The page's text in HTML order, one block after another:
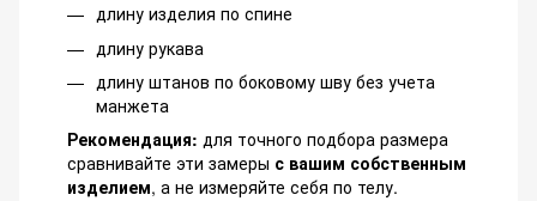
длину изделия по спине
длину рукава
длину штанов по боковому шву без учета
манжета
Рекомендация: для точного подбора размера
сравнивайте эти замеры с вашим собственным
изделием, а не измеряйте себя по телу.